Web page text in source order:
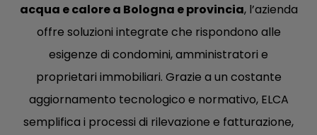
acqua e calore a Bologna e provincia, l’azienda
offre soluzioni integrate che rispondono alle
esigenze di condomini, amministratori e
proprietari immobiliari. Grazie a un costante
aggiornamento tecnologico e normativo, ELCA
semplifica i processi di rilevazione e fatturazione,